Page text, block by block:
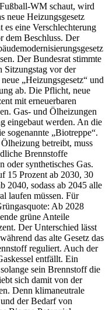
WM schaut, wird
neue Heizungsgesetz
es eine Verschlechterung
dem Beschluss. Der
Der Bundesrat stimmte
Sitzungstag vor der
„Heizungsgesetz“ und
ab. Die Pflicht, neue
mit erneuerbaren
Gas- und Ölheizungen
eingebaut werden. An die
sogenannte „Biotreppe“.
betreibt, muss
Brennstoffe
oder synthetisches Gas.
15 Prozent ab 2030, 30
2040, sodass ab 2045 alle
laufen müssen. Für
Ab 2028
grüne Anteile
Der Unterschied lässt
das alte Gesetz das
reguliert. Auch der
entfällt. Ein
sein Brennstoff die
sich damit von der
Denn klimaneutrale
der Bedarf von